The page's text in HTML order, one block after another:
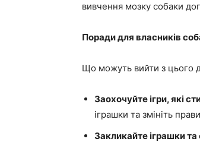
вивчення мозку собаки
Поради для власників
Що можуть вийти з цього
Заохочуйте ігри, які
іграшки та змініть
Закликайте іграшки та